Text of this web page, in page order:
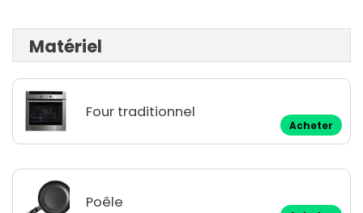
Matériel
Four traditionnel
Acheter
Poêle